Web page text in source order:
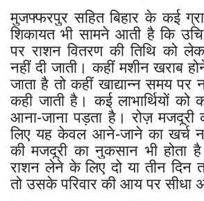
मुजफ्फरपुर सहित बिहार के कई
शिकायत भी सामने आती है कि
पर राशन वितरण की तिथि को
नहीं दी जाती। कहीं मशीन खराब
जाता है तो कहीं खाद्यान्न समय पर
कही जाती है। कई लाभार्थियों
आना-जाना पड़ता है। रोज़ मजदूरी
लिए यह केवल आने-जाने का खर्च
की मजदूरी का नुकसान भी होता
राशन लेने के लिए दो या तीन दिन
तो उसके परिवार की आय पर सीधा